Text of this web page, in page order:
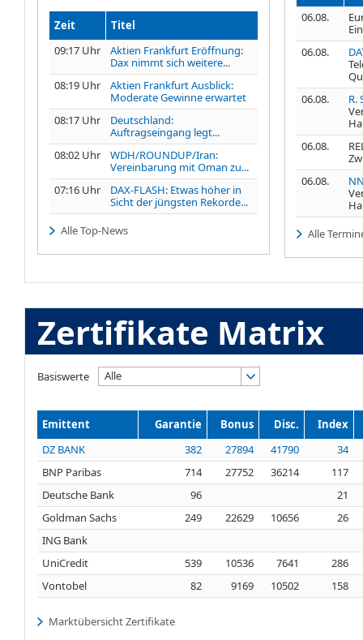
Zeit
Titel
09:17 Uhr
Aktien Frankfurt Eröffnung:
Dax nimmt sich weitere...
08:19 Uhr
Aktien Frankfurt Ausblick:
Moderate Gewinne erwartet
08:17 Uhr
Deutschland:
Auftragseingang legt...
08:02 Uhr
WDH/ROUNDUP/Iran:
Vereinbarung mit Oman zu...
07:16 Uhr
DAX-FLASH: Etwas höher in
Sicht der jüngsten Rekorde...
Alle Top-News
06.08.
06.08.
06.08.
R.
06.08.
06.08.
Alle
Zertifikate Matrix
Basiswerte Alle
Emittent Garantie Bonus Disc.
Index
DZ BANK
382 27894 41790
34
BNP Paribas
714 27752 36214
117
Deutsche Bank
96
21
Goldman Sachs
249 22629 10656
26
ING Bank
UniCredit
539 10536 7641
286
Vontobel
82 9169 10502 158
Marktübersicht Zertifikate